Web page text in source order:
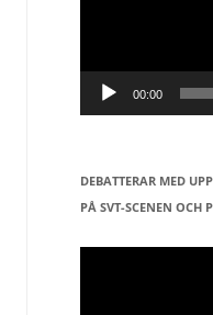
00:00
DEBATTERAR MED
PÅ SVT-SCENEN OCH
Videospelare